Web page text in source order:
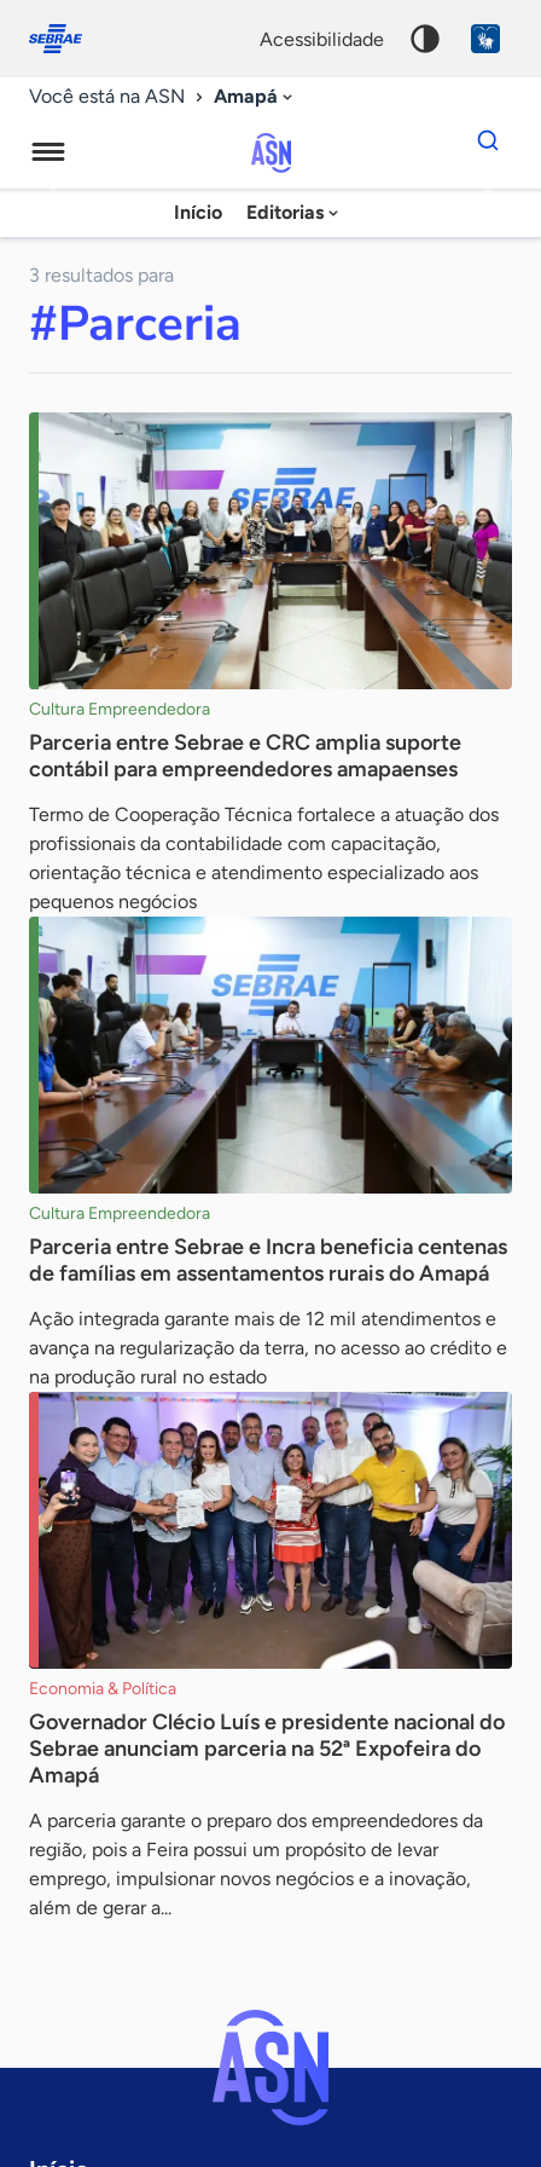
conosco
acessibilidade
Você está na ASN Amapá
Agência
Sebrae
Início Editorias
Dados
para
chave
3 resultados para
#Parceria
Cultura Empreendedora
Parceria entre Sebrae e CRC amplia suporte
contábil para empreendedores amapaenses
Termo de Cooperação Técnica fortalece a atuação dos
profissionais da contabilidade com capacitação,
orientação técnica e atendimento especializado aos
pequenos negócios
Cultura Empreendedora
Parceria entre Sebrae e Incra beneficia centenas
de famílias em assentamentos rurais do Amapá
Ação integrada garante mais de 12 mil atendimentos e
avança na regularização da terra, no acesso ao crédito e
na produção rural no estado
Economia & Política
Governador Clécio Luís e presidente nacional do
Sebrae anunciam parceria na 52ª Expofeira do
Amapá
A parceria garante o preparo dos empreendedores da
região, pois a Feira possui um propósito de levar
emprego, impulsionar novos negócios e a inovação,
além de gerar a...